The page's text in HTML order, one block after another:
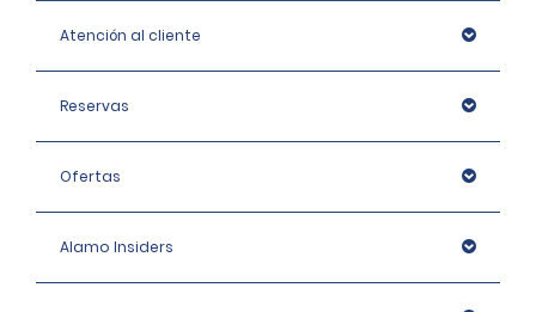
Atención al cliente
Reservas
Ofertas
Alamo Insiders